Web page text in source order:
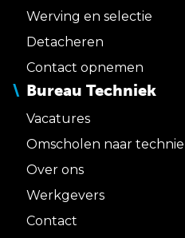
Werving en selectie
Detacheren
Contact opnemen
Bureau Techniek
Vacatures
Omscholen naar
Over ons
Werkgevers
Contact